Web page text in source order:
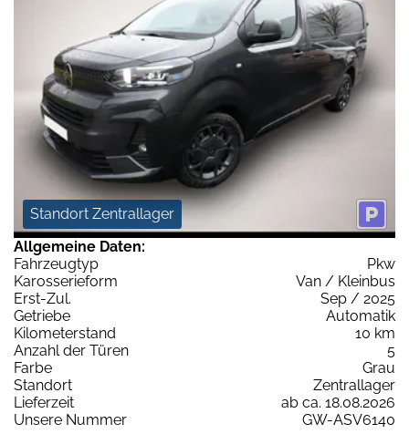
Standort Zentrallager
Allgemeine Daten:
Fahrzeugtyp
Pkw
Karosserieform
Van / Kleinbus
Erst-Zul.
Sep / 2025
Getriebe
Automatik
Kilometerstand
10 km
Anzahl der Türen
5
Farbe
Grau
Standort
Zentrallager
Lieferzeit
ab ca. 18.08.2026
Unsere Nummer
GW-ASV6140